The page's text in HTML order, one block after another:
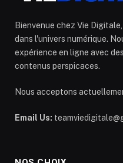
Bienvenue chez Vie
dans l'univers numérique.
expérience en ligne avec
contenus perspicaces.
Nous acceptons
Email Us: